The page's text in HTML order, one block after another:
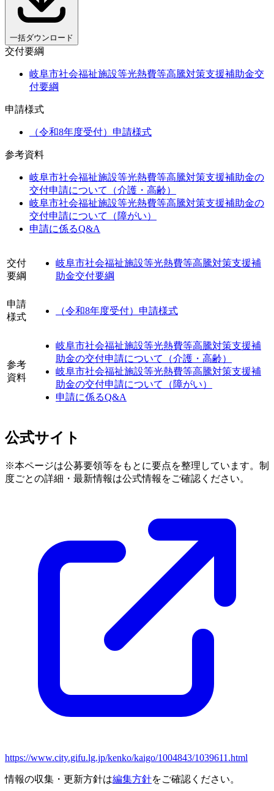
一括ダウンロード
交付要綱
岐阜市社会福祉施設等光熱費等高騰対策支援補助金交
付要綱
申請様式
（令和8年度受付）申請様式
参考資料
岐阜市社会福祉施設等光熱費等高騰対策支援補助金の
交付申請について（介護・高齢）
岐阜市社会福祉施設等光熱費等高騰対策支援補助金の
交付申請について（障がい）
申請に係るQ&A
交付
要綱
岐阜市社会福祉施設等光熱費等高騰対策支援補
助金交付要綱
申請
様式
（令和8年度受付）申請様式
参考
資料
岐阜市社会福祉施設等光熱費等高騰対策支援補
助金の交付申請について（介護・高齢）
岐阜市社会福祉施設等光熱費等高騰対策支援補
助金の交付申請について（障がい）
申請に係るQ&A
公式サイト
※本ページは公募要領等をもとに要点を整理しています。制
度ごとの詳細・最新情報は公式情報をご確認ください。
https://www.city.gifu.lg.jp/kenko/kaigo/1004843/1039611.html
情報の収集・更新方針は編集方針をご確認ください。